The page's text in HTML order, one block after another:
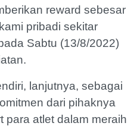
reward sebesar
pribadi sekitar
Sabtu (13/8/2022)
lanjutnya, sebagai
dari pihaknya
para atlet dalam meraih